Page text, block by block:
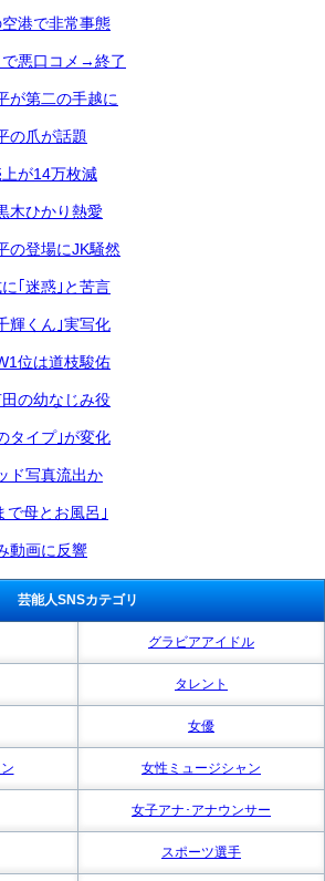
港で非常事態
悪口コメ→終了
が第二の手越に
の爪が話題
が14万枚減
木ひかり熱愛
の登場にJK騒然
｢迷惑｣と苦言
輝くん｣実写化
位は道枝駿佑
の幼なじみ役
タイプ｣が変化
ド写真流出か
で母とお風呂｣
動画に反響
芸能人SNSカテゴリ
グラビアアイドル
タレント
女優
女性ミュージシャン
女子アナ･アナウンサー
スポーツ選手